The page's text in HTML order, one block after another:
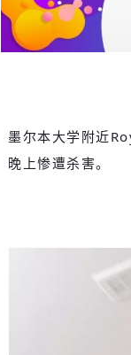
墨尔本大学附近
晚上惨遭杀害。